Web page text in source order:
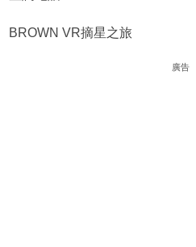
BROWN VR摘星之旅
廣告